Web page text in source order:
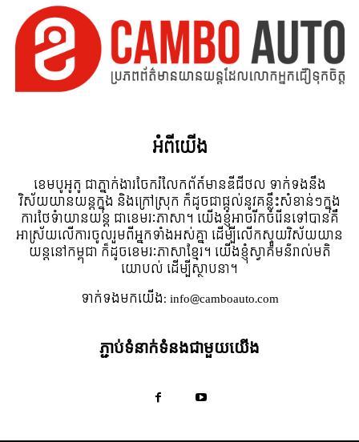
អំពី​យើង
ខេមបូអូតូ ជាភ្នាក់ងារចែករំលែកព័ត៍មានឌីជីថល ទាក់ទងនឹង
វិស័យយានយន្តក្នុង និងក្រៅស្រុក ក៏ដូចជាផ្តល់នូវគន្លឹះសំខាន់ៗក្នុង
ការថែទំាយានយន្ត ជាខេមរៈភាសា។ យើងខ្ញុំអាចរីកចំរើនទៅបានគឺ
អាស្រ័យលើការចូលរួមពីអ្នកទាំងអស់គ្នា ដើម្បីលើកស្ទួយវិស័យយាន
យន្តនៅកម្ពុជា ក៏ដូចខេមរៈភាសាខ្មែរ។ យើងខ្ញុំស្វាគមន៌រាល់មតិ
យោបល់ ដើម្បីស្ថាបនា។
ទាក់ទង​មក​យើង:info@camboauto.com
ភ្ជាប់ទំនាក់ទំនងជាមួយយើង